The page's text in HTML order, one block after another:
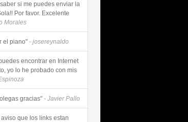
si me puedes enviar la
Por favor. Excelente
Morales
el piano" - josereynaldo
encontrar en Internet
yo lo he probado con mis
gracias" - Javier Pallo
que los links estan